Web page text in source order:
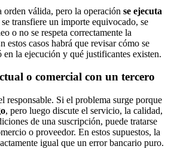
válida, pero la operación se ejecuta
se transfiere un importe equivocado, se
o no se respeta correctamente la
estos casos habrá que revisar cómo se
la ejecución y qué justificantes existen.
o comercial con un tercero
responsable. Si el problema surge porque
, pero luego discute el servicio, la calidad,
de una suscripción, puede tratarse
o proveedor. En estos supuestos, la
igual que un error bancario puro.